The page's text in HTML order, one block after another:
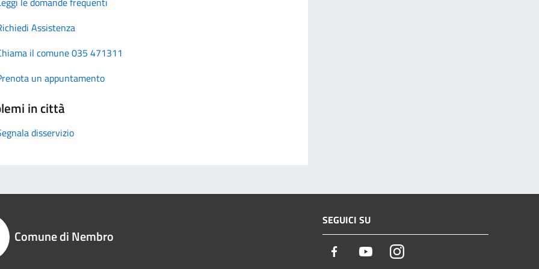
Assistenza
il comune 035 471311
un appuntamento
in città
disservizio
Comune di Nembro
SEGUICI SU
Facebook YoutubeInstagram